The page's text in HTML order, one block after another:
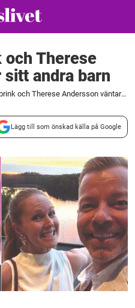
och Therese
andra barn
Casper Janebrink och Therese Andersson väntar sitt andra barn
Lägg till som önskad källa på Google